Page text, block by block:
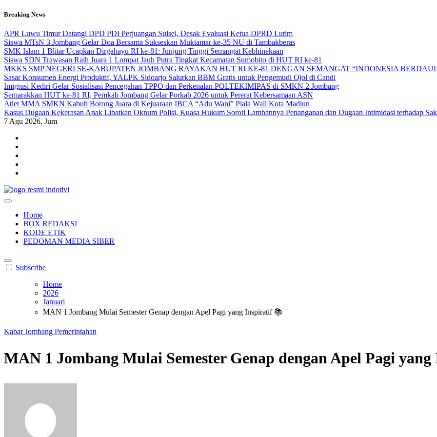
Skip
content
Breaking News
APR Luwu Timur Datangi DPD PDI Perjuangan Sulsel, Desak Evaluasi Ketua DPRD Lutim
Siswa MTsN 3 Jombang Gelar Doa Bersama Sukseskan Muktamar ke-35 NU di Tambakberas
SMK Islam 1 Blitar Ucapkan Dirgahayu RI ke-81: Junjung Tinggi Semangat Kebhinekaan
Siswa SDN Trawasan Raih Juara 1 Lompat Jauh Putra Tingkat Kecamatan Sumobito di HUT RI ke-81
MKKS SMP NEGERI SE-KABUPATEN JOMBANG RAYAKAN HUT RI KE-81 DENGAN SEMANGAT “INDONESIA
Sasar Konsumen Energi Produktif, YALPK Sidoarjo Salurkan BBM Gratis untuk Pengemudi Ojol di Candi
Imigrasi Kediri Gelar Sosialisasi Pencegahan TPPO dan Perkenalan POLTEKIMIPAS di SMKN 2 Jombang
Semarakkan HUT ke-81 RI, Pemkab Jombang Gelar Porkab 2026 untuk Pererat Kebersamaan ASN
Atlet MMA SMKN Kabuh Borong Juara di Kejuaraan IBCA “Adu Wani” Piala Wali Kota Madiun
Kasus Dugaan Kekerasan Anak Libatkan Oknum Polisi, Kuasa Hukum Soroti Lambannya Penanganan dan Dugaan Intimidasi terhadap
7 Agu 2026, Jum
Home
BOX REDAKSI
KODE ETIK
PEDOMAN MEDIA SIBER
Subscribe
Home
2026
Januari
MAN 1 Jombang Mulai Semester Genap dengan Apel Pagi yang Inspiratif 📚
Kabar Jombang Pemerintahan
MAN 1 Jombang Mulai Semester Genap dengan Apel Pagi